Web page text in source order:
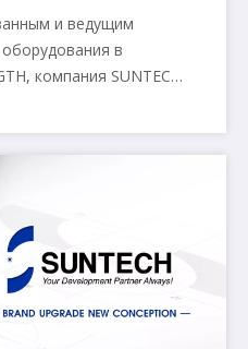
и ведущим
в
компания SUNTECH
производстве,
на
и погрузочно-
особенно на
контроля ткани
интеллектом и
тележке
STelego.Сегодня